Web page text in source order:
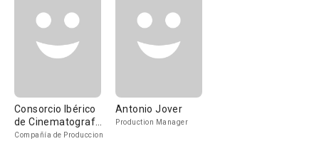
Consorcio Ibérico
de Cinematografía
S.A
Compañía de Produccion
Antonio Jover
Production Manager